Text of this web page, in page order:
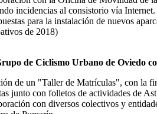
incidencias al consistorio vía Internet.
para la instalación de nuevos
de 2018)
de Ciclismo Urbano de Oviedo
de un "Taller de Matrículas", con la
junto con folletos de actividades de
con diversos colectivos y